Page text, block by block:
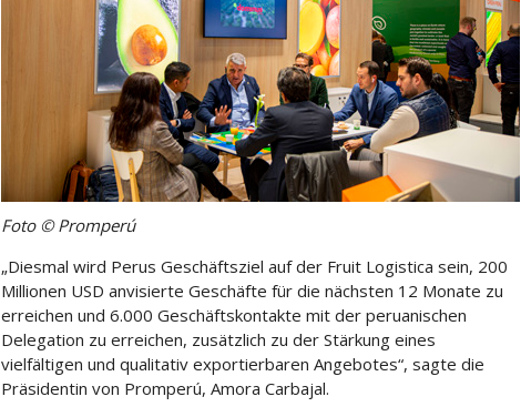
Foto © Promperú
„Diesmal wird Perus Geschäftsziel auf der Fruit Logistica sein, 200
Millionen USD anvisierte Geschäfte für die nächsten 12 Monate zu
erreichen und 6.000 Geschäftskontakte mit der peruanischen
Delegation zu erreichen, zusätzlich zu der Stärkung eines
vielfältigen und qualitativ exportierbaren Angebotes“, sagte die
Präsidentin von Promperú, Amora Carbajal.